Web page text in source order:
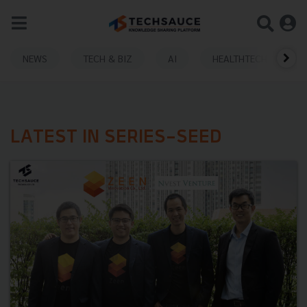
NEWS TECH & BIZ AI HEALTHTECH
LATEST IN SERIES-SEED